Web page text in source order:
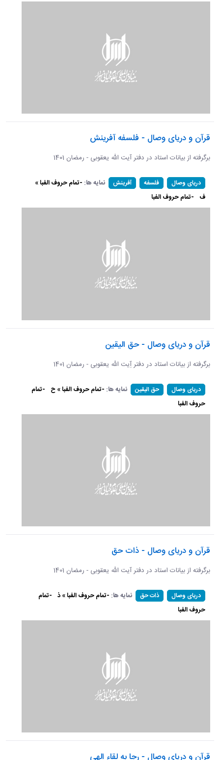
قرآن و دریای وصال - فلسفه آفرینش
برگرفته از بیانات استاد در دفتر آیت الله یعقوبی - رمضان 1401
دریای وصال فلسفه آفرینش نمایه ها: -تمام حروف الفبا »
ف -تمام حروف الفبا
قرآن و دریای وصال - حق الیقین
برگرفته از بیانات استاد در دفتر آِیت الله یعقوبی - رمضان 1401
دریای وصال حق الیقین نمایه ها: -تمام حروف الفبا » ح -تمام
حروف الفبا
قرآن و دریای وصال - ذات حق
برگرفته از بیانات استاد در دفتر آیت الله یعقوبی - رمضان 1401
دریای وصال ذات حق نمایه ها: -تمام حروف الفبا » ذ -تمام
حروف الفبا
قرآن و دریای وصال - رجا به لقاء الهی